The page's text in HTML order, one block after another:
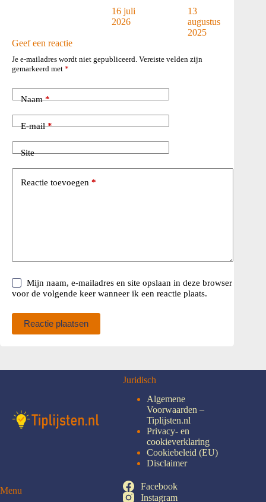
16 juli
2026
13
augustus
2025
Geef een reactie
Je e-mailadres wordt niet gepubliceerd. Vereiste velden zijn
gemarkeerd met *
Naam*
E-mail*
Site
Reactie toevoegen *
Mijn naam, e-mailadres en site opslaan in deze browser
voor de volgende keer wanneer ik een reactie plaats.
Reactie plaatsen
Juridisch
Algemene
Voorwaarden –
Tiplijsten.nl
Privacy- en
cookieverklaring
Cookiebeleid (EU)
Disclaimer
Menu
Facebook
Instagram